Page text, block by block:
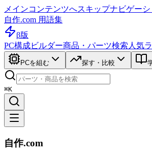
メインコンテンツへスキップナビゲー
自作.com 用語集
β版
PC構成ビルダー商品・パーツ検索 人気
PCを組む 探す・比較
⌘K
自作.com